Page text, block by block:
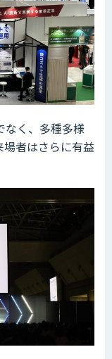
なく、多種多様
者はさらに有益